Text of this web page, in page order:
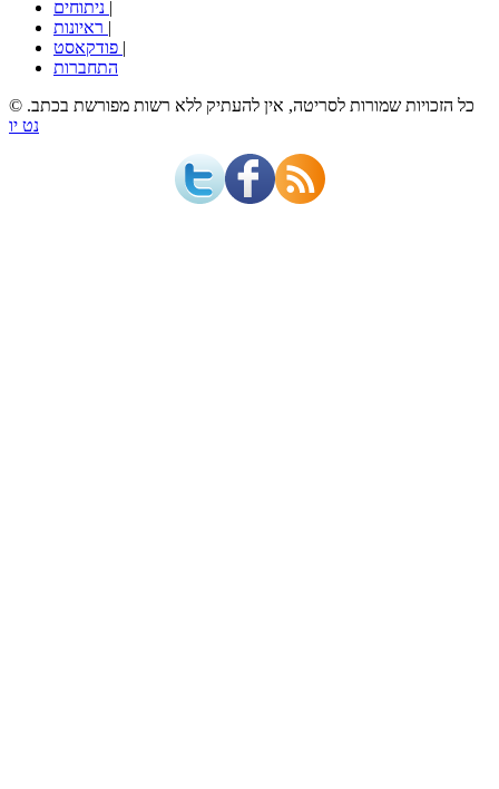
|
|
|
התחברות
© כל הזכויות שמורות לסריטה, אין להעתיק ללא רשות מפורשת בכתב.
נט יו